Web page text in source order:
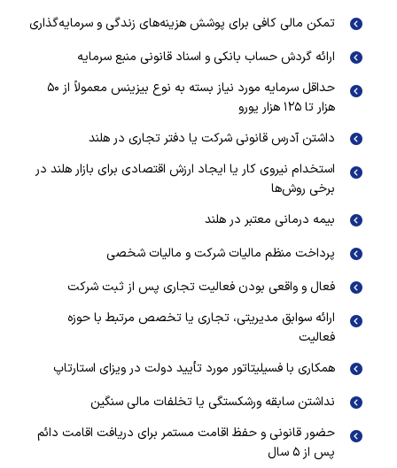
تمکن مالی کافی برای پوشش هزینه‌های زندگی و سرمایه‌گذاری
ارائه گردش حساب بانکی و اسناد قانونی منبع سرمایه
حداقل سرمایه مورد نیاز بسته به نوع بیزینس معمولاً از ۵۰
هزار تا ۱۲۵ هزار یورو
داشتن آدرس قانونی شرکت یا دفتر تجاری در هلند
استخدام نیروی کار یا ایجاد ارزش اقتصادی برای بازار هلند در
برخی روش‌ها
بیمه درمانی معتبر در هلند
پرداخت منظم مالیات شرکت و مالیات شخصی
فعال و واقعی بودن فعالیت تجاری پس از ثبت شرکت
ارائه سوابق مدیریتی، تجاری یا تخصص مرتبط با حوزه
فعالیت
همکاری با فسیلیتاتور مورد تأیید دولت در ویزای استارتاپ
نداشتن سابقه ورشکستگی یا تخلفات مالی سنگین
حضور قانونی و حفظ اقامت مستمر برای دریافت اقامت دائم
پس از ۵ سال